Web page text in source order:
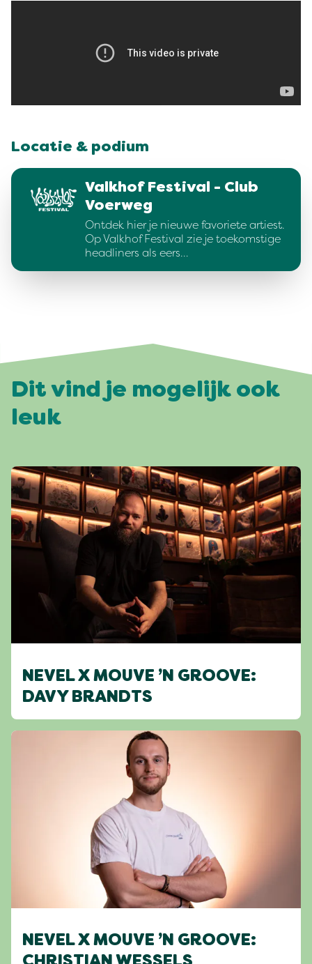
Locatie & podium
Valkhof Festival - Club
Voerweg
Ontdek hier je nieuwe favoriete artiest.
Op Valkhof Festival zie je toekomstige
headliners als eers…
Dit vind je mogelijk ook
leuk
NEVEL X MOUVE ’N GROOVE:
DAVY BRANDTS
NEVEL X MOUVE ’N GROOVE: